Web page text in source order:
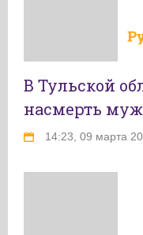
В Тульской
насмерть
14:23, 09 марта